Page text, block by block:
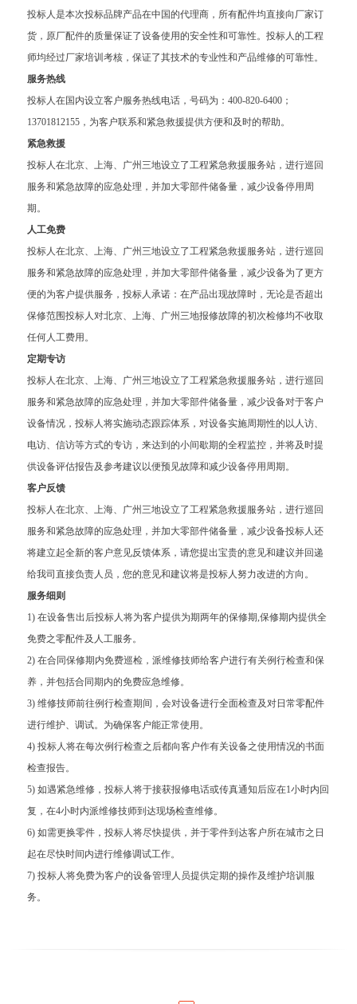
投标人是本次投标品牌产品在中国的代理商，所有配件均直接向厂家订
货，原厂配件的质量保证了设备使用的安全性和可靠性。投标人的工程
师均经过厂家培训考核，保证了其技术的专业性和产品维修的可靠性。
服务热线
投标人在国内设立客户服务热线电话，号码为：400-820-6400；
13701812155，为客户联系和紧急救援提供方便和及时的帮助。
紧急救援
投标人在北京、上海、广州三地设立了工程紧急救援服务站，进行巡回
服务和紧急故障的应急处理，并加大零部件储备量，减少设备停用周
期。
人工免费
投标人在北京、上海、广州三地设立了工程紧急救援服务站，进行巡回
服务和紧急故障的应急处理，并加大零部件储备量，减少设备为了更方
便的为客户提供服务，投标人承诺：在产品出现故障时，无论是否超出
保修范围投标人对北京、上海、广州三地报修故障的初次检修均不收取
任何人工费用。
定期专访
投标人在北京、上海、广州三地设立了工程紧急救援服务站，进行巡回
服务和紧急故障的应急处理，并加大零部件储备量，减少设备对于客户
设备情况，投标人将实施动态跟踪体系，对设备实施周期性的以人访、
电访、信访等方式的专访，来达到的小间歇期的全程监控，并将及时提
供设备评估报告及参考建议以便预见故障和减少设备停用周期。
客户反馈
投标人在北京、上海、广州三地设立了工程紧急救援服务站，进行巡回
服务和紧急故障的应急处理，并加大零部件储备量，减少设备投标人还
将建立起全新的客户意见反馈体系，请您提出宝贵的意见和建议并回递
给我司直接负责人员，您的意见和建议将是投标人努力改进的方向。
服务细则
1) 在设备售出后投标人将为客户提供为期两年的保修期,保修期内提供全
免费之零配件及人工服务。
2) 在合同保修期内免费巡检，派维修技师给客户进行有关例行检查和保
养，并包括合同期内的免费应急维修。
3) 维修技师前往例行检查期间，会对设备进行全面检查及对日常零配件
进行维护、调试。为确保客户能正常使用。
4) 投标人将在每次例行检查之后都向客户作有关设备之使用情况的书面
检查报告。
5) 如遇紧急维修，投标人将于接获报修电话或传真通知后应在1小时内回
复，在4小时内派维修技师到达现场检查维修。
6) 如需更换零件，投标人将尽快提供，并于零件到达客户所在城市之日
起在尽快时间内进行维修调试工作。
7) 投标人将免费为客户的设备管理人员提供定期的操作及维护培训服
务。